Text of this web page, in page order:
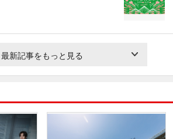
最新記事をもっと見る